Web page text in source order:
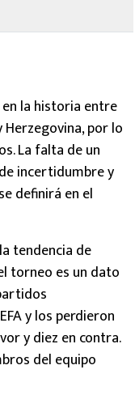
la historia entre
Herzegovina, por lo
La falta de un
incertidumbre y
definirá en el
tendencia de
torneo es un dato
y los perdieron
y diez en contra.
del equipo